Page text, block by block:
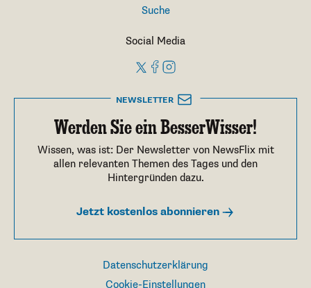
Suche
Social Media
NEWSLETTER
Werden Sie ein BesserWisser!
Wissen, was ist: Der Newsletter von NewsFlix mit
allen relevanten Themen des Tages und den
Hintergründen dazu.
Jetzt kostenlos abonnieren
Datenschutzerklärung
Cookie-Einstellungen